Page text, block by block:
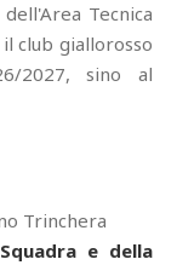
Tecnica
club giallorosso
2027, sino al
Trinchera
e della